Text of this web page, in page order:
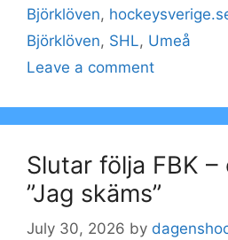
Tags
Björklöven,
Björklöven, SHL, Umeå
Leave a comment
Slutar följa FBK
”Jag skäms”
July 30, 2026 by